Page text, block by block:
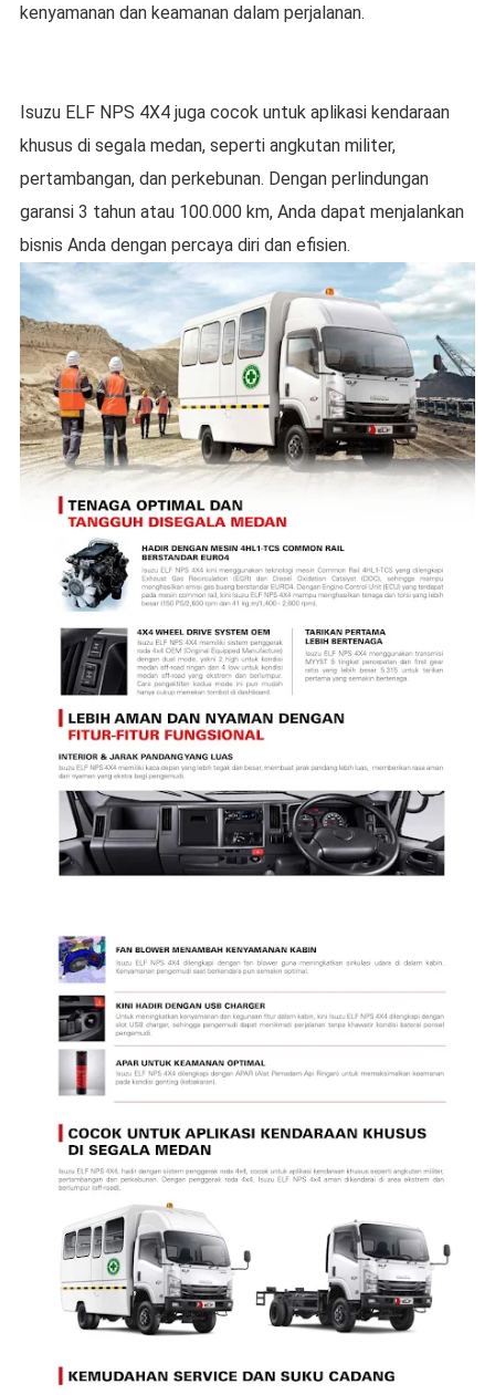
kenyamanan dan keamanan dalam perjalanan.
Isuzu ELF NPS 4X4 juga cocok untuk aplikasi kendaraan
khusus di segala medan, seperti angkutan militer,
pertambangan, dan perkebunan. Dengan perlindungan
garansi 3 tahun atau 100.000 km, Anda dapat menjalankan
bisnis Anda dengan percaya diri dan efisien.